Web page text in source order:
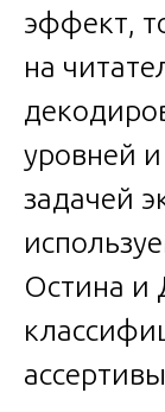
эффект,
на
уровней и
задачей
Остина и